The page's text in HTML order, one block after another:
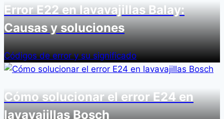
Error E22 en lavavajillas Balay:
Causas y soluciones
Códigos de error y su significado
Cómo solucionar el error E24 en
lavavajillas Bosch